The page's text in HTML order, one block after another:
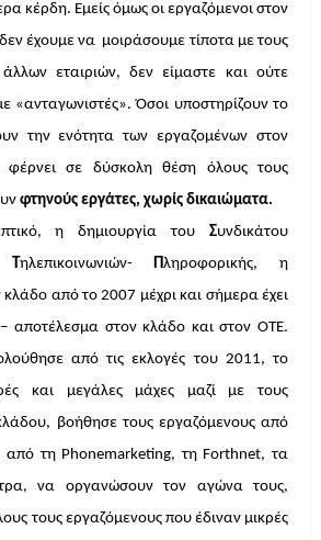
κέρδη. Εμείς όμως οι εργαζόμενοι στον
έχουμε να μοιράσουμε τίποτα με τους
εταιριών, δεν είμαστε και ούτε
«ανταγωνιστές». Όσοι υποστηρίζουν το
την ενότητα των εργαζομένων στον
φέρνει σε δύσκολη θέση όλους τους
φτηνούς εργάτες, χωρίς δικαιώματα.
η δημιουργία του Συνδικάτου
Τηλεπικοινωνιών-Πληροφορικής, η
κλάδο από το 2007 μέχρι και σήμερα έχει
αποτέλεσμα στον κλάδο και στον ΟΤΕ.
από τις εκλογές του 2011, το
και μεγάλες μάχες μαζί με τους
βοήθησε τους εργαζόμενους από
από τη Phonemarketing, τη Forthnet, τα
να οργανώσουν τον αγώνα τους,
τους εργαζόμενους που έδιναν μικρές